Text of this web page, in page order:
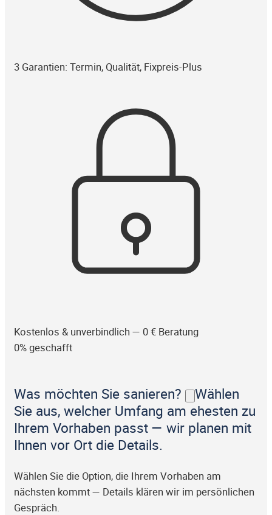
3 Garantien: Termin, Qualität, Fixpreis-Plus
Kostenlos & unverbindlich — 0 € Beratung
0% geschafft
Was möchten Sie sanieren?
Wählen
Sie aus, welcher Umfang am ehesten zu
Ihrem Vorhaben passt — wir planen mit
Ihnen vor Ort die Details.
Wählen Sie die Option, die Ihrem Vorhaben am
nächsten kommt — Details klären wir im persönlichen
Gespräch.